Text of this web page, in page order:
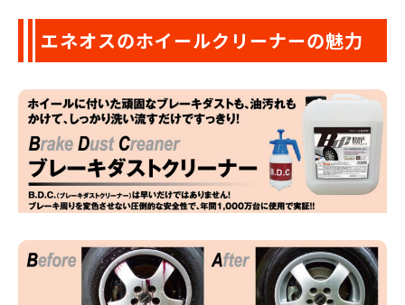
エネオスのホイールクリーナーの魅力